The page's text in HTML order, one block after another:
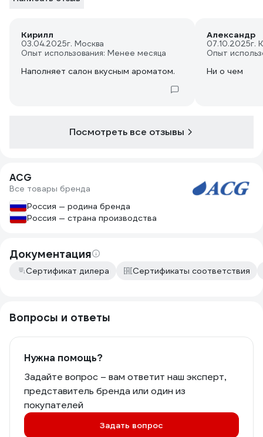
Кирилл
03.04.2025г. Москва
Опыт использования: Менее месяца
Наполняет салон вкусным ароматом.
Александр
07.10.2025г.
Опыт
Ни о чем
Посмотреть все отзывы
ACG
Все товары бренда
Россия — родина бренда
Россия — страна производства
Документация
Сертификат дилера Сертификаты соответствия
Вопросы и ответы
Нужна помощь?
Задайте вопрос – вам ответит наш эксперт,
представитель бренда или один из
покупателей
Задать вопрос